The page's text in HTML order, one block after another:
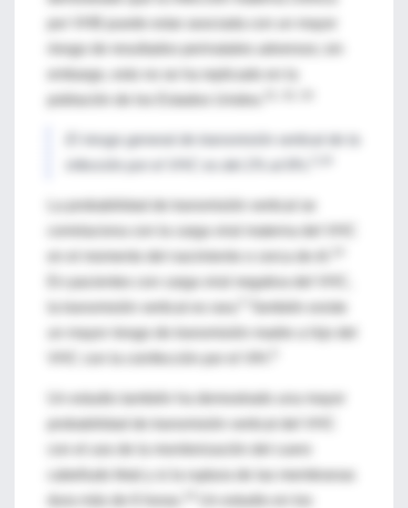
por VHB puede estar asociada con un mayor
riesgo de resultados perinatales adversos; sin
embargo, esto no se ha replicado en la
El riesgo general de transmisión vertical de la
correlaciona con la carga viral materna del VHC
En pacientes con carga viral negativa del VHC,
un mayor riesgo de transmisión madre a hijo del
Un estudio también ha demostrado una mayor
cabelludo fetal y si la ruptura de las membranas